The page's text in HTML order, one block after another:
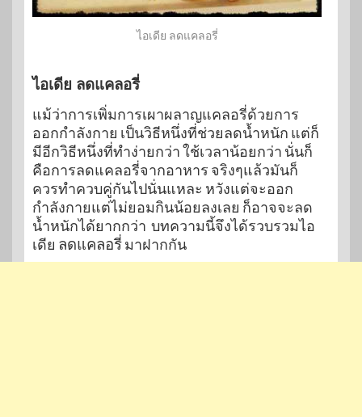
ไอเดีย ลดแคลอรี่
ไอเดีย ลดแคลอรี่
แม้ว่าการเพิ่มการเผาผลาญแคลอรี่ด้วยการ
ออกกำลังกาย เป็นวิธีหนึ่งที่ช่วยลดน้ำหนัก แต่ก็
มีอีกวิธีหนึ่งที่ทำง่ายกว่า ใช้เวลาน้อยกว่า นั่นก็
คือการลดแคลอรี่จากอาหาร จริงๆแล้วมันก็
ควรทำควบคู่กันไปนั่นแหละ หวังแต่จะออก
กำลังกายแต่ไม่ยอมกินน้อยลงเลย ก็อาจจะลด
น้ำหนักได้ยากกว่า บทความนี้จึงได้รวบรวมไอ
เดีย ลดแคลอรี่มาฝากกัน